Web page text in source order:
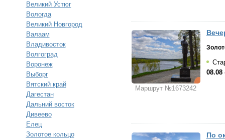
Великий Устюг
Вологда
Великий Новгород
Валаам
Владивосток
Волгоград
Воронеж
Выборг
Вятский край
Дагестан
Дальний восток
Дивеево
Елец
Золотое кольцо
Маршрут №1673242
08.08
По